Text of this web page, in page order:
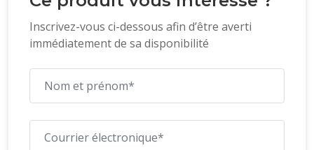
Inscrivez-vous ci-dessous afin d’être averti
immédiatement de sa disponibilité